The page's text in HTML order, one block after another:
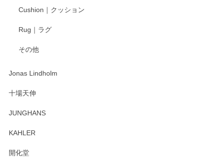
Cushion｜クッション
Rug｜ラグ
その他
Jonas Lindholm
十場天伸
JUNGHANS
KAHLER
開化堂